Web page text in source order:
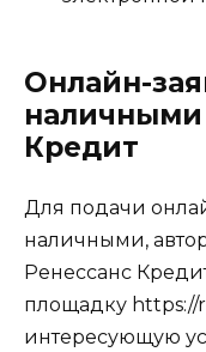
Онлайн-
наличными
Кредит
Для подачи
наличными,
Ренессанс
площадку https://
интересующую